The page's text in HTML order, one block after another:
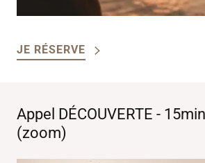
JE RÉSERVE
Appel DÉCOUVERTE -
(zoom)